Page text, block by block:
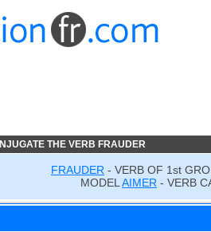
THE VERB FRAUDER
FRAUDER - VERB OF 1st
MODEL AIMER - VERB